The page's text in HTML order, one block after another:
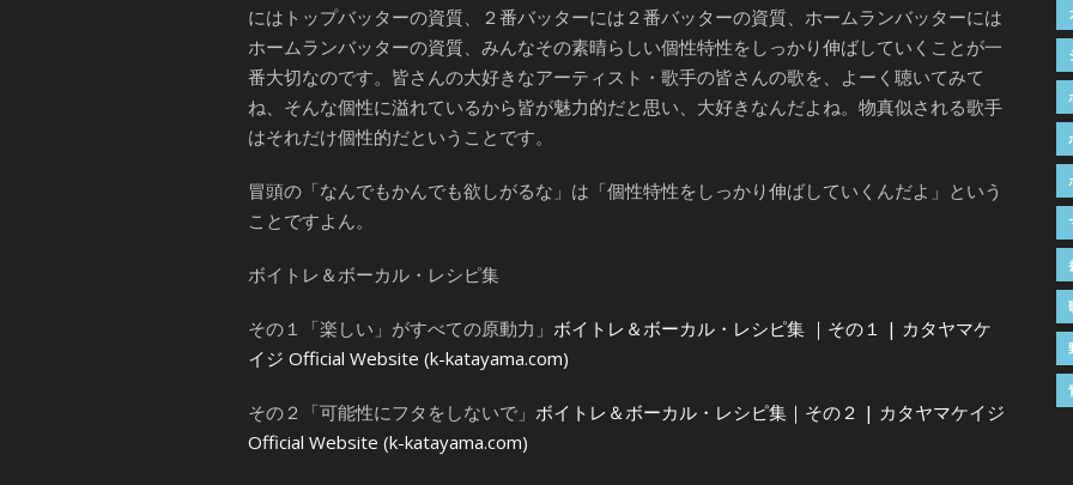
にはトップバッターの資質、２番バッターには２番バッターの資質、ホームランバッターには
ホームランバッターの資質、みんなその素晴らしい個性特性をしっかり伸ばしていくことが一
番大切なのです。皆さんの大好きなアーティスト・歌手の皆さんの歌を、よーく聴いてみて
ね、そんな個性に溢れているから皆が魅力的だと思い、大好きなんだよね。物真似される歌手
はそれだけ個性的だということです。
冒頭の「なんでもかんでも欲しがるな」は「個性特性をしっかり伸ばしていくんだよ」という
ことですよん。
ボイトレ＆ボーカル・レシピ集
その１「楽しい」がすべての原動力」 ボイトレ＆ボーカル・レシピ集 ｜その１ | カタヤマケ
イジ Official Website (k-katayama.com)
その２「可能性にフタをしないで」 ボイトレ＆ボーカル・レシピ集｜その２ | カタヤマケイジ
Official Website (k-katayama.com)